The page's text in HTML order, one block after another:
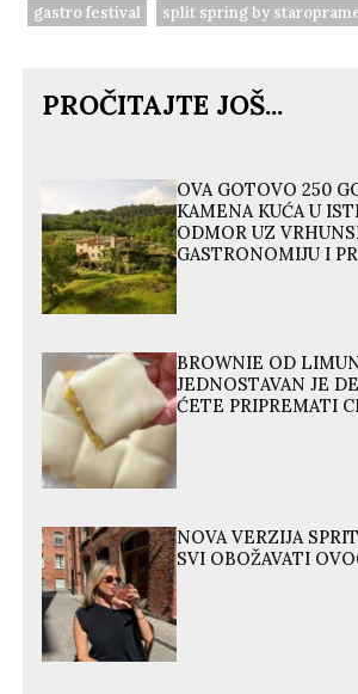
gastro festival split spring by
PROČITAJTE JOŠ...
OVA GOTOVO 250
KAMENA KUĆA U
ODMOR UZ
GASTRONOMIJU I
BROWNIE OD
JEDNOSTAVAN JE
ĆETE PRIPREMATI
NOVA VERZIJA
SVI OBOŽAVATI